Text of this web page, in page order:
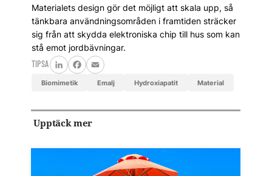
Materialets design gör det möjligt att skala upp, så
tänkbara användningsområden i framtiden sträcker
sig från att skydda elektroniska chip till hus som kan
stå emot jordbävningar.
TIPSA
LinkedInFacebook
Email
biomimetik emalj hydroxiapatit material
Upptäck mer